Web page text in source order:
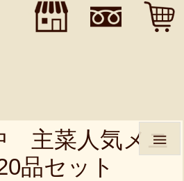

">
主菜人気メニ
品セット